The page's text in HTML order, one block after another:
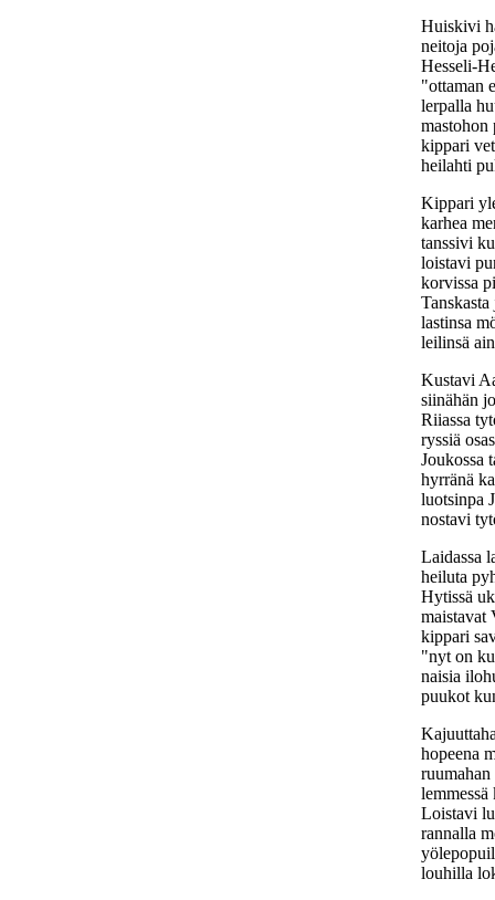
Huiskivi
neitoja
Hesseli-
"ottaman
lerpalla
mastohon
kippari
heilahti
Kippari
karhea
tanssivi
loistavi
korvissa
lastinsa
leilinsä
Kustavi
siinähän
Riiassa
ryssiä
Joukossa
hyrränä
luotsinpa
nostavi
Laidassa
heiluta
Hytissä
maistavat
kippari
"nyt on
naisia
puukot
hopeena
Loistavi
rannalla
louhilla